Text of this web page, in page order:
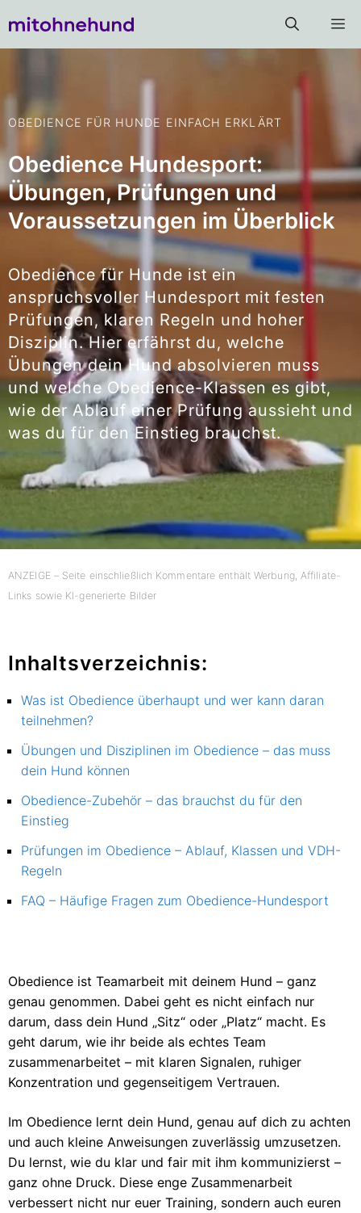
OBEDIENCE FÜR HUNDE EINFACH ERKLÄRT
Obedience Hundesport:
Übungen, Prüfungen und
Voraussetzungen im Überblick
Obedience für Hunde ist ein
anspruchsvoller Hundesport mit festen
Prüfungen, klaren Regeln und hoher
Disziplin. Hier erfährst du, welche
Übungen dein Hund absolvieren muss
und welche Obedience-Klassen es gibt,
wie der Ablauf einer Prüfung aussieht und
was du für den Einstieg brauchst.
ANZEIGE – Seite einschließlich Kommentare enthält Werbung, Affiliate-
Links sowie KI-generierte Bilder
Inhaltsverzeichnis:
Was ist Obedience überhaupt und wer kann daran
teilnehmen?
Übungen und Disziplinen im Obedience – das muss
dein Hund können
Obedience-Zubehör – das brauchst du für den
Einstieg
Prüfungen im Obedience – Ablauf, Klassen und VDH-
Regeln
FAQ – Häufige Fragen zum Obedience-Hundesport
Obedience ist Teamarbeit mit deinem Hund – ganz
genau genommen. Dabei geht es nicht einfach nur
darum, dass dein Hund „Sitz“ oder „Platz“ macht. Es
geht darum, wie ihr beide als echtes Team
zusammenarbeitet – mit klaren Signalen, ruhiger
Konzentration und gegenseitigem Vertrauen.
Im Obedience lernt dein Hund, genau auf dich zu achten
und auch kleine Anweisungen zuverlässig umzusetzen.
Du lernst, wie du klar und fair mit ihm kommunizierst –
ganz ohne Druck. Diese enge Zusammenarbeit
verbessert nicht nur euer Training, sondern auch euren